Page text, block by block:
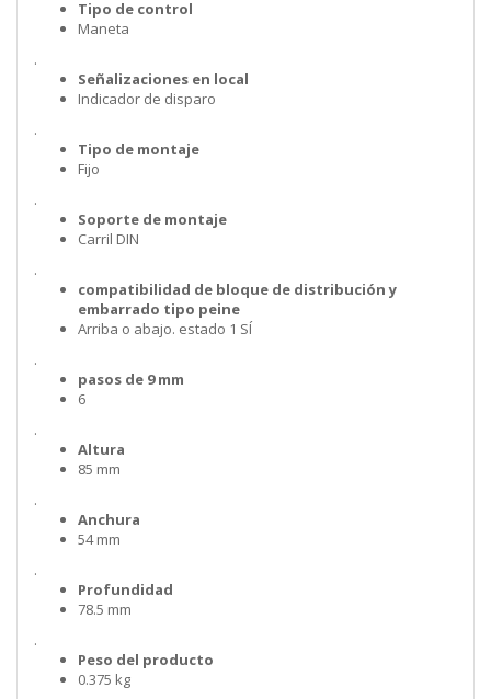
Tipo de control
Maneta
.
Señalizaciones en local
Indicador de disparo
.
Tipo de montaje
Fijo
.
Soporte de montaje
Carril DIN
.
compatibilidad de bloque de distribución y
embarrado tipo peine
Arriba o abajo. estado 1 SÍ
.
pasos de 9 mm
6
.
Altura
85 mm
.
Anchura
54 mm
.
Profundidad
78.5 mm
.
Peso del producto
0.375 kg